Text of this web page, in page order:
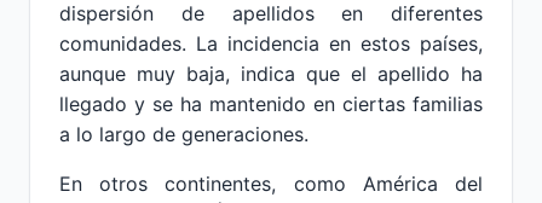
dispersión de apellidos en diferentes
comunidades. La incidencia en estos países,
aunque muy baja, indica que el apellido ha
llegado y se ha mantenido en ciertas familias
a lo largo de generaciones.
En otros continentes, como América del